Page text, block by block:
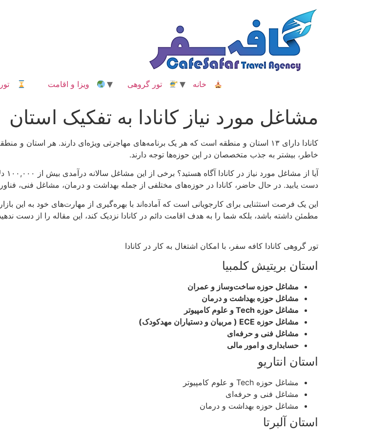
خانه تور گروهی ویزا و اقامت
مشاغل مورد نیاز کانادا به تفکیک استان
کانادا دارای ۱۳ استان و منطقه است که هر یک برنامه‌های مهاجرتی ویژه‌ای دارند. هر
خاطر، بیشتر به جذب متخصصان در این حوزه‌ها توجه دارند.
دست یابید. در حال حاضر، کانادا در حوزه‌های مختلفی از جمله بهداشت و درمان، مشاغل فنی،
این یک فرصت استثنایی برای کارجویانی است که آماده‌اند با بهره‌گیری از مهارت‌های خود به این بازار
مطمئن داشته باشد، بلکه شما را به هدف اقامت دائم در کانادا نزدیک کند، این مقاله را از دست
تور گروهی کانادا کافه سفر، با امکان اشتغال به کار در کانادا
استان بریتیش کلمبیا
مشاغل حوزه ساخت‌و‌ساز و عمران
مشاغل حوزه بهداشت و درمان
مشاغل حوزه Tech و علوم کامپیوتر
مشاغل حوزه ECE ( مربیان و دستیاران مهدکودک)
مشاغل فنی و حرفه‌ای
حسابداری و امور مالی
استان انتاریو
مشاغل حوزه Tech و علوم کامپیوتر
مشاغل فنی و حرفه‌ای
مشاغل حوزه بهداشت و درمان
استان آلبرتا